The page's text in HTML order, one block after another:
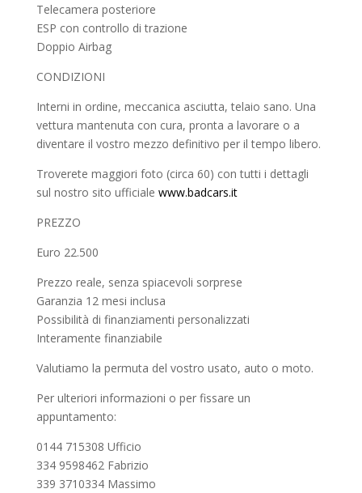
Telecamera posteriore
ESP con controllo di trazione
Doppio Airbag
CONDIZIONI
Interni in ordine, meccanica asciutta, telaio sano. Una
vettura mantenuta con cura, pronta a lavorare o a
diventare il vostro mezzo definitivo per il tempo libero.
Troverete maggiori foto (circa 60) con tutti i dettagli
sul nostro sito ufficiale www.badcars.it
PREZZO
Euro 22.500
Prezzo reale, senza spiacevoli sorprese
Garanzia 12 mesi inclusa
Possibilità di finanziamenti personalizzati
Interamente finanziabile
Valutiamo la permuta del vostro usato, auto o moto.
Per ulteriori informazioni o per fissare un
appuntamento:
0144 715308 Ufficio
334 9598462 Fabrizio
339 3710334 Massimo